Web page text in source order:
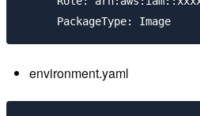
environment.yaml